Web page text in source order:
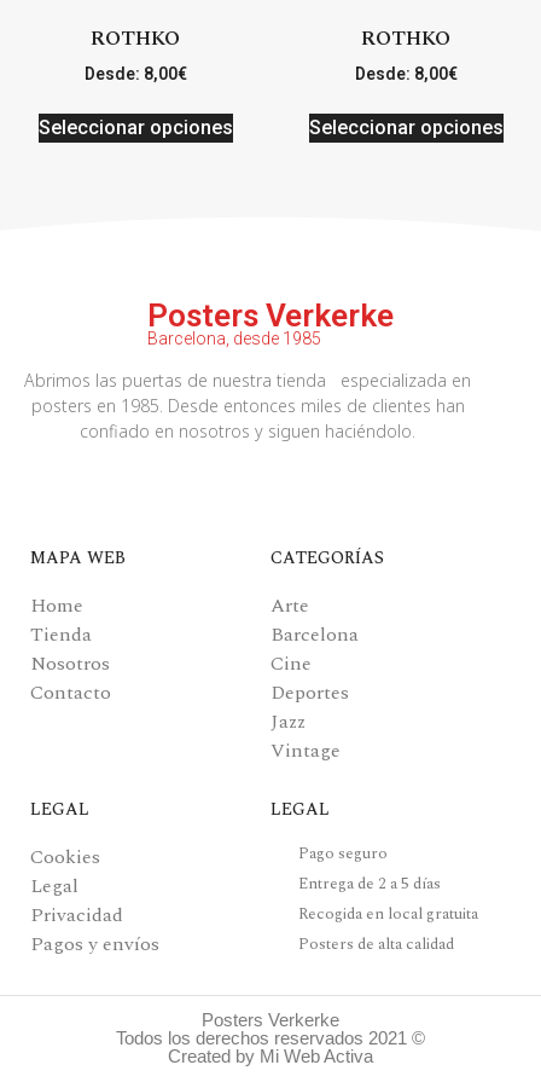
ROTHKO
Desde: 8,00€
Seleccionar opciones
ROTHKO
Desde: 8,00€
Seleccionar opciones
Posters Verkerke
Barcelona, desde 1985
Abrimos las puertas de nuestra tienda especializada en
posters en 1985. Desde entonces miles de clientes han
confiado en nosotros y siguen haciéndolo.
MAPA WEB
Home
Tienda
Nosotros
Contacto
CATEGORÍAS
Arte
Barcelona
Cine
Deportes
Jazz
Vintage
LEGAL
Cookies
Legal
Privacidad
Pagos y envíos
LEGAL
Pago seguro
Entrega de 2 a 5 días
Recogida en local gratuita
Posters de alta calidad
Posters Verkerke
Todos los derechos reservados 2021 ©
Created by Mi Web Activa